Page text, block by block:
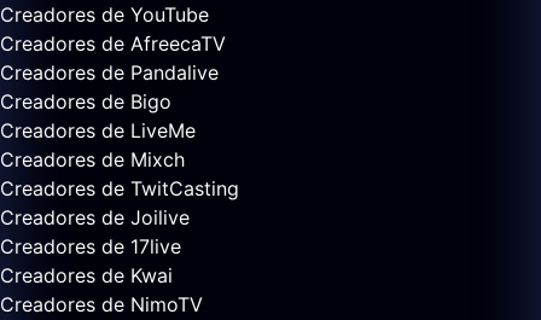
Creadores de YouTube
Creadores de AfreecaTV
Creadores de Pandalive
Creadores de Bigo
Creadores de LiveMe
Creadores de Mixch
Creadores de TwitCasting
Creadores de Joilive
Creadores de 17live
Creadores de Kwai
Creadores de NimoTV